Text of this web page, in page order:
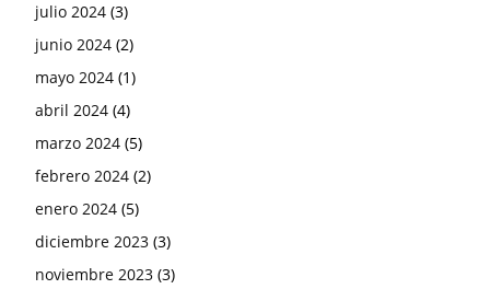
julio 2024 (3)
junio 2024 (2)
mayo 2024 (1)
abril 2024 (4)
marzo 2024 (5)
febrero 2024 (2)
enero 2024 (5)
diciembre 2023 (3)
noviembre 2023 (3)